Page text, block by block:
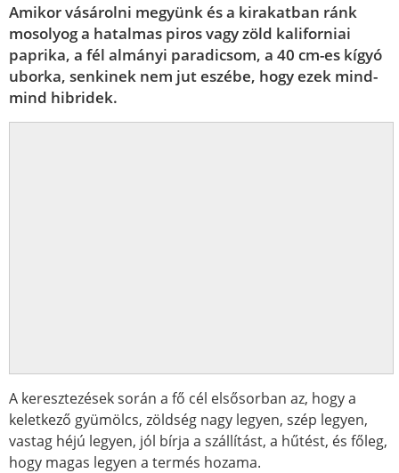
Amikor vásárolni megyünk és a kirakatban ránk
mosolyog a hatalmas piros vagy zöld kaliforniai
paprika, a fél almányi paradicsom, a 40 cm-es kígyó
uborka, senkinek nem jut eszébe, hogy ezek mind-
mind hibridek.
A keresztezések során a fő cél elsősorban az, hogy a
keletkező gyümölcs, zöldség nagy legyen, szép legyen,
vastag héjú legyen, jól bírja a szállítást, a hűtést, és főleg,
hogy magas legyen a termés hozama.